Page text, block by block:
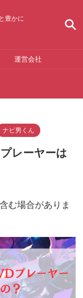
豊かに
運営会社
ナビ男くん
レーヤーは
む場合がありま